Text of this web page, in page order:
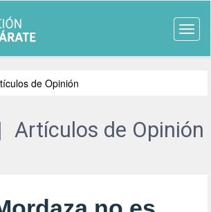
de Opinión
Artículos de Opinión